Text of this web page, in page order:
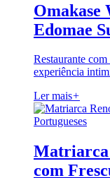
Omakase
Edomae
Restaurante
experiência
Ler mais+
Matriarca
com